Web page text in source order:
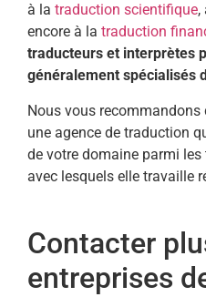
à la traduction scientifique,
encore à la traduction
traducteurs et interprètes
généralement spécialisés
Nous vous recommandons
une agence de traduction
de votre domaine parmi
avec lesquels elle travaille
Contacter
entreprises